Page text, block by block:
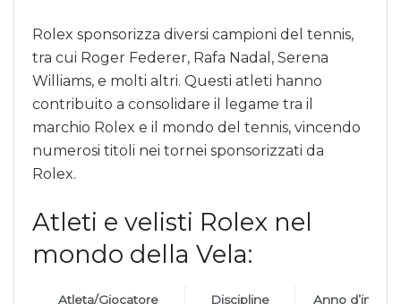
Rolex sponsorizza diversi campioni del tennis,
tra cui Roger Federer, Rafa Nadal, Serena
Williams, e molti altri. Questi atleti hanno
contribuito a consolidare il legame tra il
marchio Rolex e il mondo del tennis, vincendo
numerosi titoli nei tornei sponsorizzati da
Rolex.
Atleti e velisti Rolex nel
mondo della Vela:
Atleta/Giocatore Discipline Anno